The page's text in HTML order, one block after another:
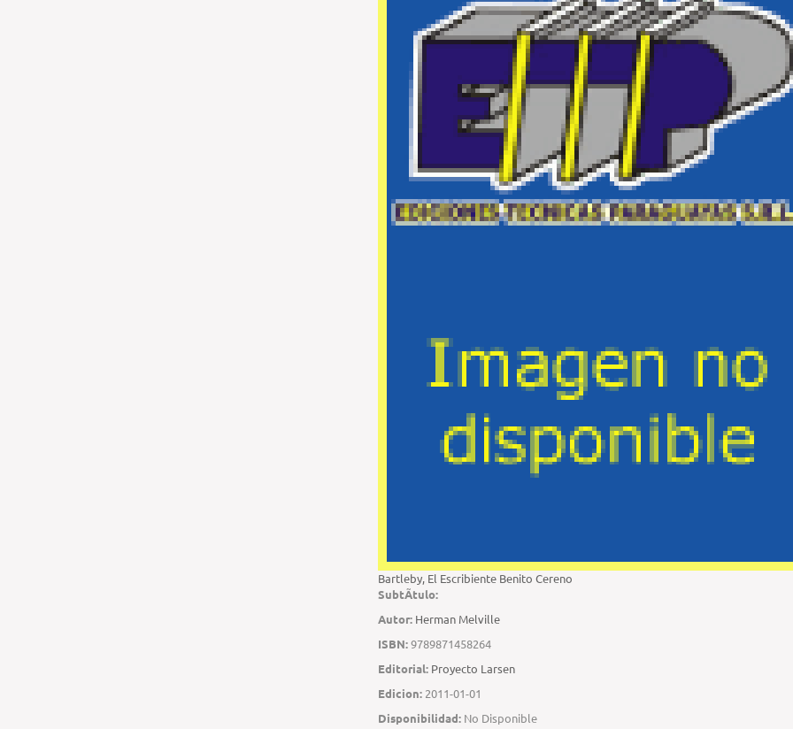
Bartleby, El Escribiente Benito Cereno
SubtÃ­tulo:
Autor: Herman Melville
ISBN:9789871458264
Editorial: Proyecto Larsen
Edicion: 2011-01-01
Disponibilidad: No Disponible